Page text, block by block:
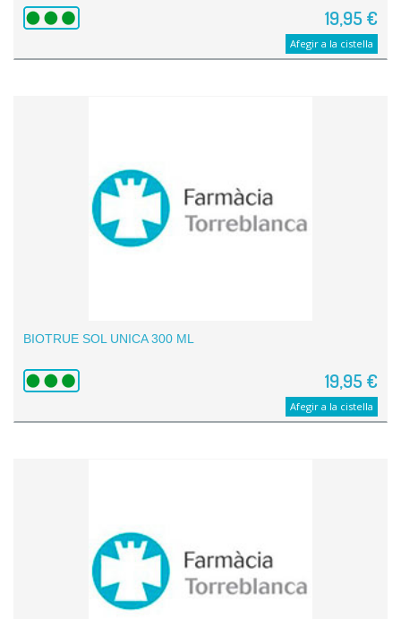
19,95 €
Afegir a la cistella
BIOTRUE SOL UNICA 300 ML
19,95 €
Afegir a la cistella